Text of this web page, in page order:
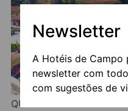
Newsletter
A Hotéis de Campo
newsletter com
com sugestões de
QUINTA PEDRAS DE